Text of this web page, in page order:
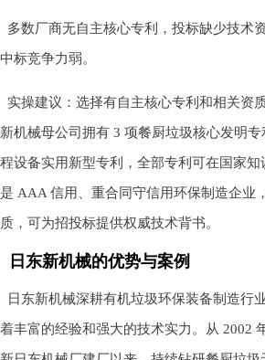
多数厂商无自主核心专利，投标缺少技术
中标竞争力弱。
实操建议：选择有自主核心专利和相关资
新机械母公司拥有 3 项餐厨垃圾核心发明
程设备实用新型专利，全部专利可在国家知
是 AAA 信用、重合同守信用环保制造企业
质，可为招投标提供权威技术背书。
日东新机械的优势与案例
日东新机械深耕有机垃圾环保装备制造行
着丰富的经验和强大的技术实力。从 2002